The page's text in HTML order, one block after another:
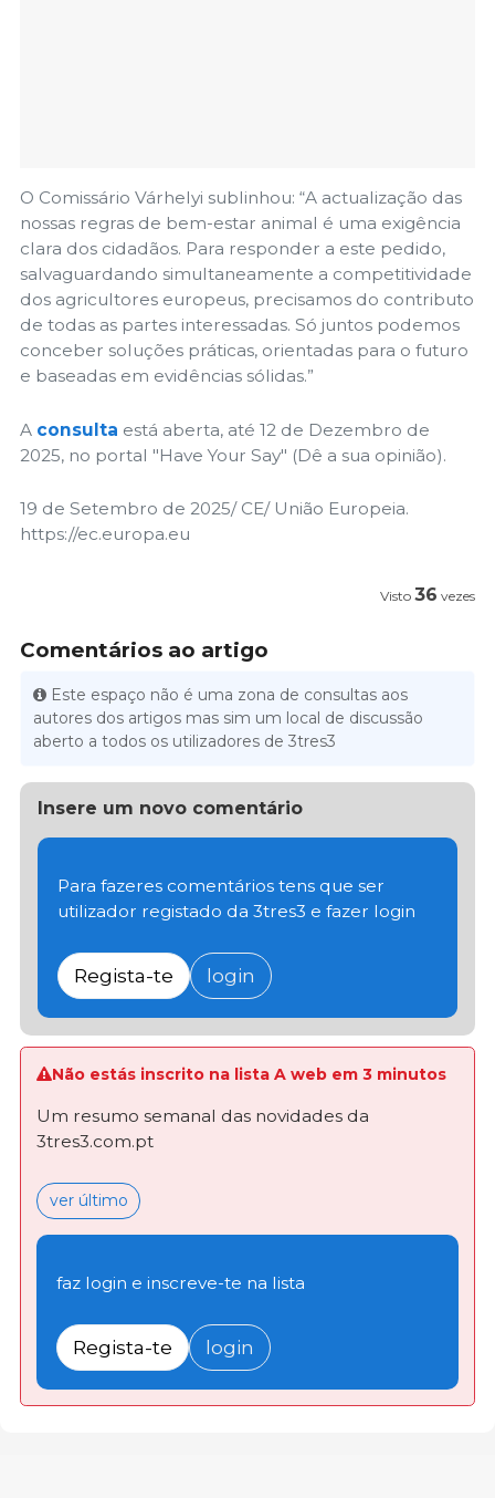
O Comissário Várhelyi sublinhou: “A actualização das
nossas regras de bem-estar animal é uma exigência
clara dos cidadãos. Para responder a este pedido,
salvaguardando simultaneamente a competitividade
dos agricultores europeus, precisamos do contributo
de todas as partes interessadas. Só juntos podemos
conceber soluções práticas, orientadas para o futuro
e baseadas em evidências sólidas.”
A consulta está aberta, até 12 de Dezembro de
2025, no portal "Have Your Say" (Dê a sua opinião).
19 de Setembro de 2025/ CE/ União Europeia.
https://ec.europa.eu
Visto 36 vezes
Comentários ao artigo
Este espaço não é uma zona de consultas aos
autores dos artigos mas sim um local de discussão
aberto a todos os utilizadores de 3tres3
Insere um novo comentário
Para fazeres comentários tens que ser
utilizador registado da 3tres3 e fazer login
Regista-te login
Não estás inscrito na lista A web em 3 minutos
Um resumo semanal das novidades da
3tres3.com.pt
ver último
faz login e inscreve-te na lista
Regista-te login